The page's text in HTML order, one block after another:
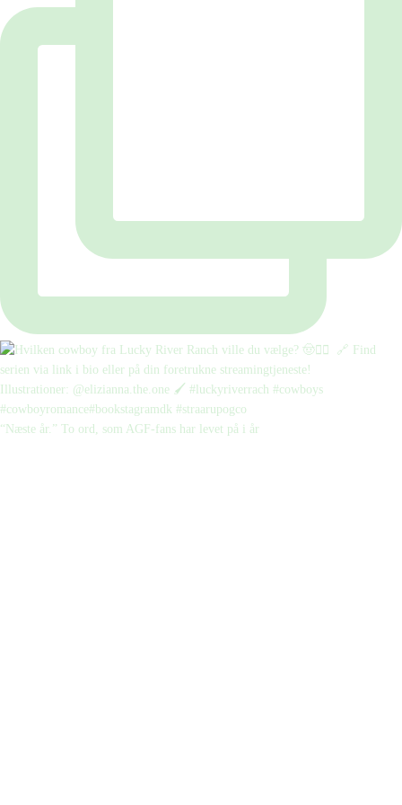
“Næste år.” To ord, som AGF-fans har levet på i år